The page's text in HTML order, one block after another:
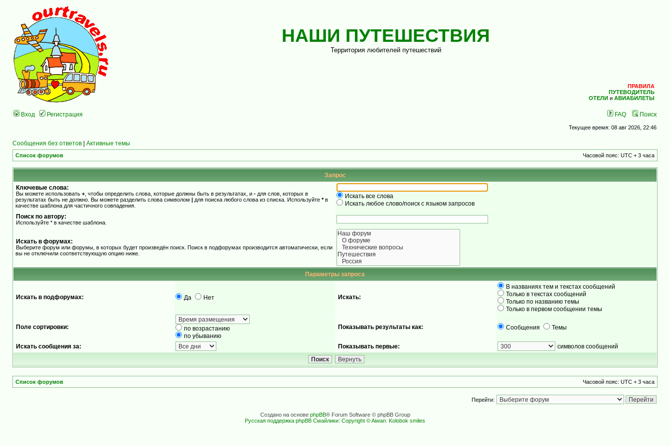
НАШИ ПУТЕШЕСТВИЯ
Территория любителей путешествий
ПРАВИЛА
ПУТЕВОДИТЕЛЬ
ОТЕЛИ и АВИАБИЛЕТЫ
Вход Регистрация FAQ Поиск
Текущее время: 08 авг 2026, 22:46
Сообщения без ответов | Активные темы
Список форумов Часовой пояс: UTC + 3 часа
Запрос
Ключевые слова:
Вы можете использовать + , чтобы определить слова, которые должны быть в результатах, и - для слов, которых в
результатах быть не должно. Вы можете разделить слова символом | для поиска любого слова из списка. Используйте *в
качестве шаблона для частичного совпадения.
Искать все слова
Искать любое слово/поиск с языком запросов
Поиск по автору:
Используйте * в качестве шаблона.
Искать в форумах:
Выберите форум или форумы, в которых будет произведён поиск. Поиск в подфорумах производится автоматически, если
вы не отключили соответствующую опцию ниже.
Параметры запроса
Искать в подфорумах: Да Нет Искать:
В названиях тем и текстах сообщений
Только в текстах сообщений
Только по названию темы
Только в первом сообщении темы
Поле сортировки:
по возрастанию
по убыванию
Показывать результаты как: Сообщения Темы
Искать сообщения за: Показывать первые: символов сообщений
Список форумов Часовой пояс: UTC + 3 часа
Перейти:
Создано на основе phpBB® Forum Software © phpBB Group
Русская поддержка phpBB Смайлики: Copyright © Aiwan. Kolobok smiles